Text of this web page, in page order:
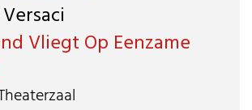
Vliegt Op Eenzame